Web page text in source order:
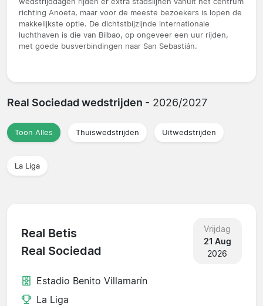
richting Anoeta, maar voor de meeste bezoekers is lopen de
makkelijkste optie. De dichtstbijzijnde internationale
luchthaven is die van Bilbao, op ongeveer een uur rijden,
met goede busverbindingen naar San Sebastián.
Real Sociedad wedstrijden - 2026/2027
Toon Alles Thuiswedstrijden Uitwedstrijden
La Liga
Real Betis
Real Sociedad
Vrijdag
21 Aug
2026
Estadio Benito Villamarín
La Liga